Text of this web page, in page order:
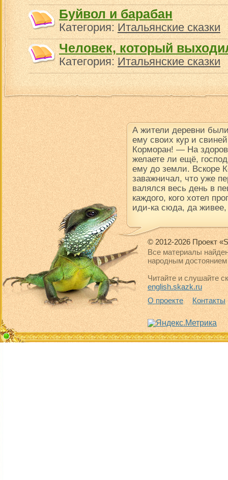
Буйвол и барабан
Категория:Итальянские сказки
Человек, который
Категория:Итальянские сказки
А жители деревни
ему своих кур и
Корморан! — На
желаете ли ещё,
ему до земли. Вскоре
заважничал, что уже
валялся весь день в
каждого, кого хотел
иди-ка сюда, да
© 2012-2026 Проект
Все материалы
народным достоянием
Читайте и слушайте
english.skazk.ru
О проекте
Контакты